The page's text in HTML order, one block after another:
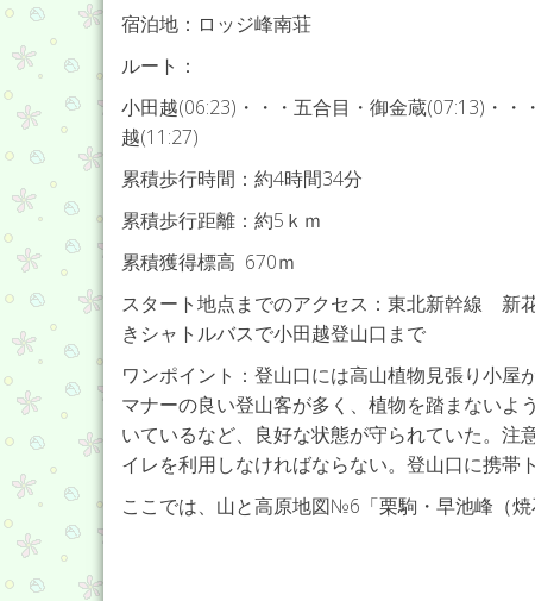
宿泊地：ロッジ峰南荘
ルート：
小田越(06:23)・・・五合目・御金蔵(07:13)・
越(11:27)
累積歩行時間：約4時間34分
累積歩行距離：約5ｋｍ
累積獲得標高 670ｍ
スタート地点までのアクセス：東北新幹線
きシャトルバスで小田越登山口まで
ワンポイント：登山口には高山植物見張り小屋
マナーの良い登山客が多く、植物を踏まないよ
いているなど、良好な状態が守られていた。注
イレを利用しなければならない。登山口に携帯
ここでは、山と高原地図№6「栗駒・早池峰（焼